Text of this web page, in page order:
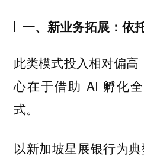
一、新业务拓展：依
此类模式投入相对偏
心在于借助 AI 孵化
式。
以新加坡星展银行为